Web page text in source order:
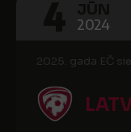
2024
2025. gada EČ